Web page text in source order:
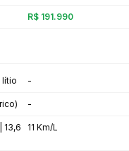
R$ 191.990
lítio -
-
13,6
11 Km/L